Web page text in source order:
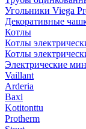
Угольники Viega
Декоративные
Котлы
Котлы
Котлы
Электрические
Vaillant
Arderia
Baxi
Kotitonttu
Protherm